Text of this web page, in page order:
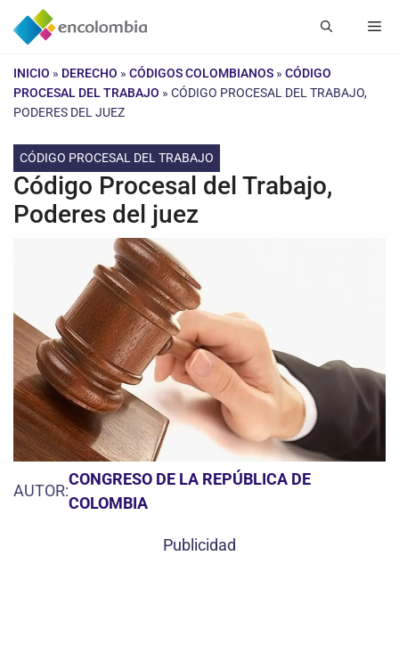
Saltar
INICIO » DERECHO » CÓDIGOS COLOMBIANOS » CÓDIGO
PROCESAL DEL TRABAJO » CÓDIGO PROCESAL DEL TRABAJO,
PODERES DEL JUEZ
CÓDIGO PROCESAL DEL TRABAJO
Código Procesal del Trabajo,
Poderes del juez
AUTOR:
CONGRESO DE LA REPÚBLICA DE
COLOMBIA
Publicidad